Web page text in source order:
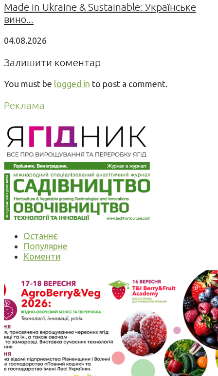
Made in Ukraine & Sustainable: Українське
вино...
04.08.2026
Залишити коментар
You must be logged in to post a comment.
Реклама
Останнє
Популярне
Коменти